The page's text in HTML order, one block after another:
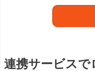
)
連携サービスで